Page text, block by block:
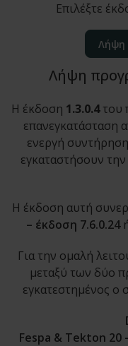
Επιλέξτε
Λήψη
Λήψη
Η έκδοση 1.3.0.4του
επανεγκατάσταση
ενεργή
εγκαταστήσουν
Η έκδοση αυτή
– έκδοση 7.6.0.24
Για την ομαλή
μεταξύ των δύο
εγκατεστημένος
Fespa & Tekton 20